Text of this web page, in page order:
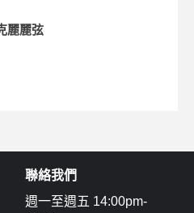
麗麗弦
聯絡我們
週一至週五 14:00pm-